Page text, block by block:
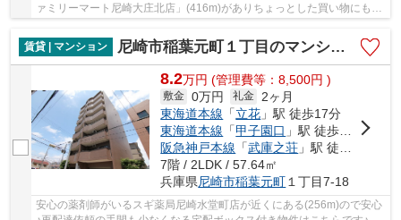
ァミリーマート尼崎大庄北店」(416m)がありちょっとした買い物にも便
賃貸 | マンション
尼崎市稲葉元町１丁目のマンション
8.2万円 (管理費等：8,500円 )
敷金 0万円 礼金
2ヶ月
東海道本線 「立花 」駅 徒歩17分
東海道本線 「甲子園口 」駅 徒歩26分
阪急神戸本線 「武庫之荘 」駅 徒歩25分
7階 / 2LDK / 57.64㎡
兵庫県尼崎市稲葉元町 １丁目7-18
安心の薬剤師がいるスギ薬局尼崎水堂町店が近くにある(256m)ので安心